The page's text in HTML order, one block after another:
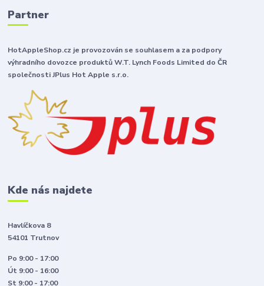
Partner
HotAppleShop.cz je provozován se souhlasem a za podpory
výhradního dovozce produktů W.T. Lynch Foods Limited do ČR
společnosti JPlus Hot Apple s.r.o.
Kde nás najdete
Havlíčkova 8
54101 Trutnov
Po 9:00 - 17:00
Út 9:00 - 16:00
St 9:00 - 17:00